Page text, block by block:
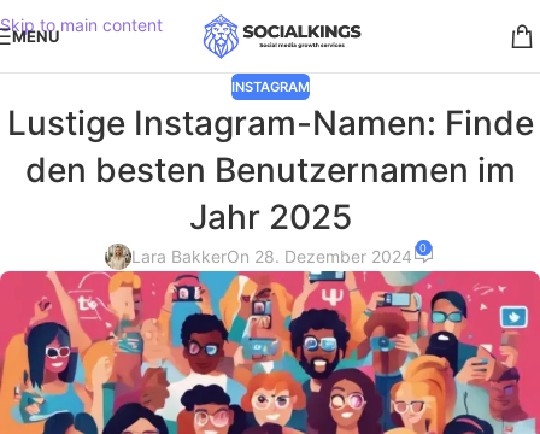
Skip to main content
MENU
INSTAGRAM
Lustige Instagram-Namen: Finde
den besten Benutzernamen im
Jahr 2025
Lara BakkerOn 28. Dezember 2024 0